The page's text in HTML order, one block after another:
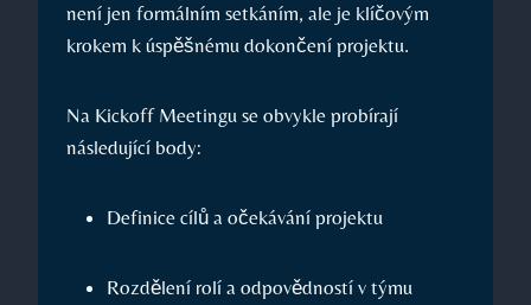
není jen formálním setkáním, ale je klíčovým
krokem k úspěšnému dokončení projektu.
Na Kickoff Meetingu se obvykle probírají
následující body:
Definice cílů a očekávání projektu
Rozdělení rolí a odpovědností v týmu